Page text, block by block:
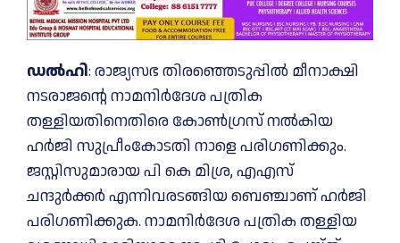
ഡല്‍ഹി: രാജ്യസഭ തിരഞ്ഞെടുപ്പില്‍ മീനാക്ഷി
നടരാജന്റെ നാമനിര്‍ദേശ പത്രിക
തള്ളിയതിനെതിരെ കോണ്‍ഗ്രസ് നല്‍കിയ
ഹര്‍ജി സുപ്രീംകോടതി നാളെ പരിഗണിക്കും.
ജസ്റ്റിസുമാരായ പി കെ മിശ്ര, എഎസ്
ചന്ദുര്‍ക്കര്‍ എന്നിവരടങ്ങിയ ബെഞ്ചാണ് ഹര്‍ജി
പരിഗണിക്കുക. നാമനിര്‍ദേശ പത്രിക തള്ളിയ